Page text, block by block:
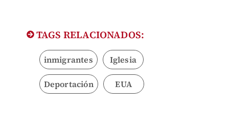
TAGS RELACIONADOS:
inmigrantes Iglesia
Deportación EUA